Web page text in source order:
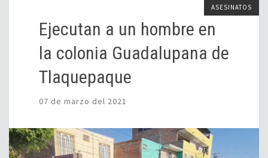
ASESINATOS
Ejecutan a un hombre en
la colonia Guadalupana de
Tlaquepaque
07 de marzo del 2021